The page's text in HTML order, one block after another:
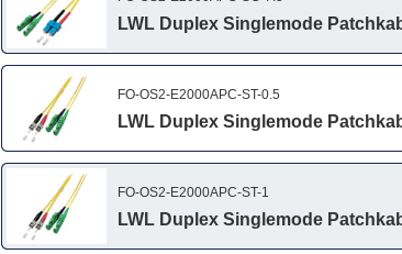
LWL Duplex Singlemode
FO-OS2-E2000APC-ST-0.5
LWL Duplex Singlemode
FO-OS2-E2000APC-ST-1
LWL Duplex Singlemode